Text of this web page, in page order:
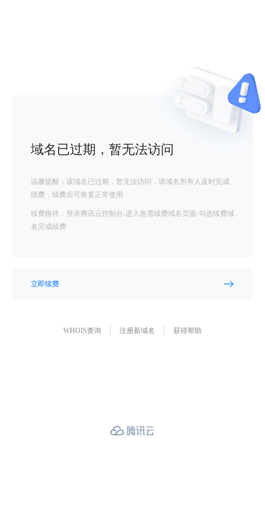
域名已过期，暂无法访问
温馨提醒：该域名已过期，暂无法访问，请域名所有人及时完成
续费，续费后可恢复正常使用
续费路径：登录腾讯云控制台-进入急需续费域名页面-勾选续费域
名完成续费
立即续费
WHOIS查询 注册新域名 获得帮助